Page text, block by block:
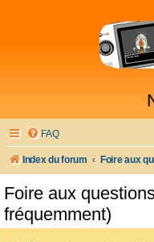
FAQ
Index du forum
Foire aux
fréquemment)